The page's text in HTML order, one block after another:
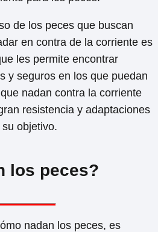
de los peces que buscan
en contra de la corriente es
les permite encontrar
y seguros en los que puedan
nadan contra la corriente
resistencia y adaptaciones
objetivo.
los peces?
nadan los peces, es